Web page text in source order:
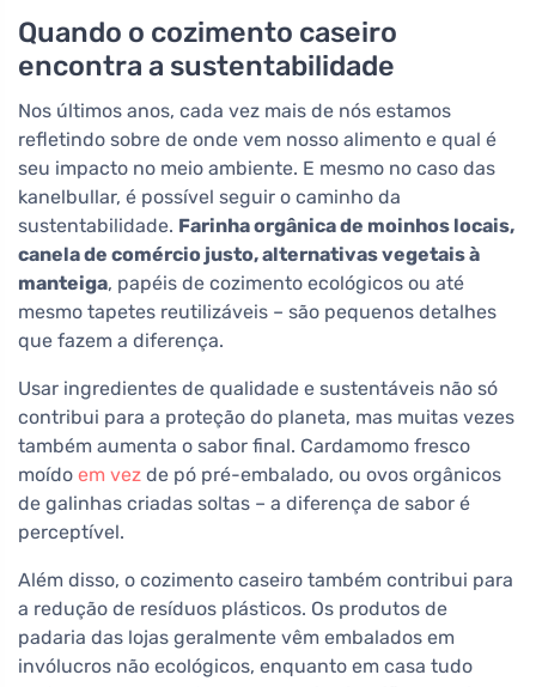
Quando o cozimento caseiro
encontra a sustentabilidade
Nos últimos anos, cada vez mais de nós estamos
refletindo sobre de onde vem nosso alimento e qual é
seu impacto no meio ambiente. E mesmo no caso das
kanelbullar, é possível seguir o caminho da
sustentabilidade. Farinha orgânica de moinhos locais,
canela de comércio justo, alternativas vegetais à
manteiga, papéis de cozimento ecológicos ou até
mesmo tapetes reutilizáveis – são pequenos detalhes
que fazem a diferença.
Usar ingredientes de qualidade e sustentáveis não só
contribui para a proteção do planeta, mas muitas vezes
também aumenta o sabor final. Cardamomo fresco
moído em vez de pó pré-embalado, ou ovos orgânicos
de galinhas criadas soltas – a diferença de sabor é
perceptível.
Além disso, o cozimento caseiro também contribui para
a redução de resíduos plásticos. Os produtos de
padaria das lojas geralmente vêm embalados em
invólucros não ecológicos, enquanto em casa tudo